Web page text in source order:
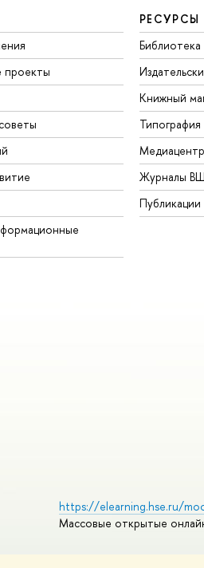
проекты
РЕСУРСЫ
Библиотека
Книжный
Типография
Медиацентр
Журналы
Публикации
https://elearning.hse.ru/
Массовые открытые